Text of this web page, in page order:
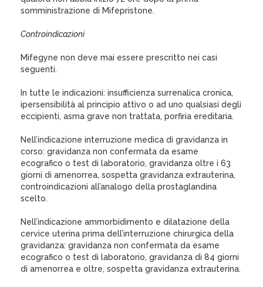
somministrazione di Mifepristone.
Controindicazioni
Mifegyne non deve mai essere prescritto nei casi
seguenti.
In tutte le indicazioni: insufficienza surrenalica cronica,
ipersensibilità al principio attivo o ad uno qualsiasi degli
eccipienti, asma grave non trattata, porfiria ereditaria.
Nell’indicazione interruzione medica di gravidanza in
corso: gravidanza non confermata da esame
ecografico o test di laboratorio, gravidanza oltre i 63
giorni di amenorrea, sospetta gravidanza extrauterina,
controindicazioni all’analogo della prostaglandina
scelto.
Nell’indicazione ammorbidimento e dilatazione della
cervice uterina prima dell’interruzione chirurgica della
gravidanza: gravidanza non confermata da esame
ecografico o test di laboratorio, gravidanza di 84 giorni
di amenorrea e oltre, sospetta gravidanza extrauterina.